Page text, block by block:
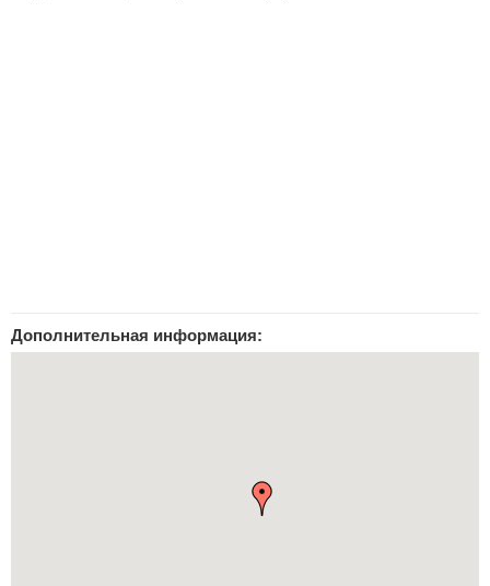
Дополнительная информация: